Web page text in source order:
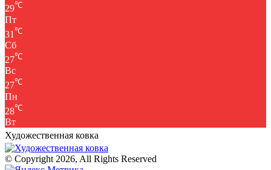
29℃
Пт
31 ℃
Сб
27℃
Вс
27℃
Пн
28℃
Вт
Художественная ковка
© Copyright 2026, All Rights Reserved